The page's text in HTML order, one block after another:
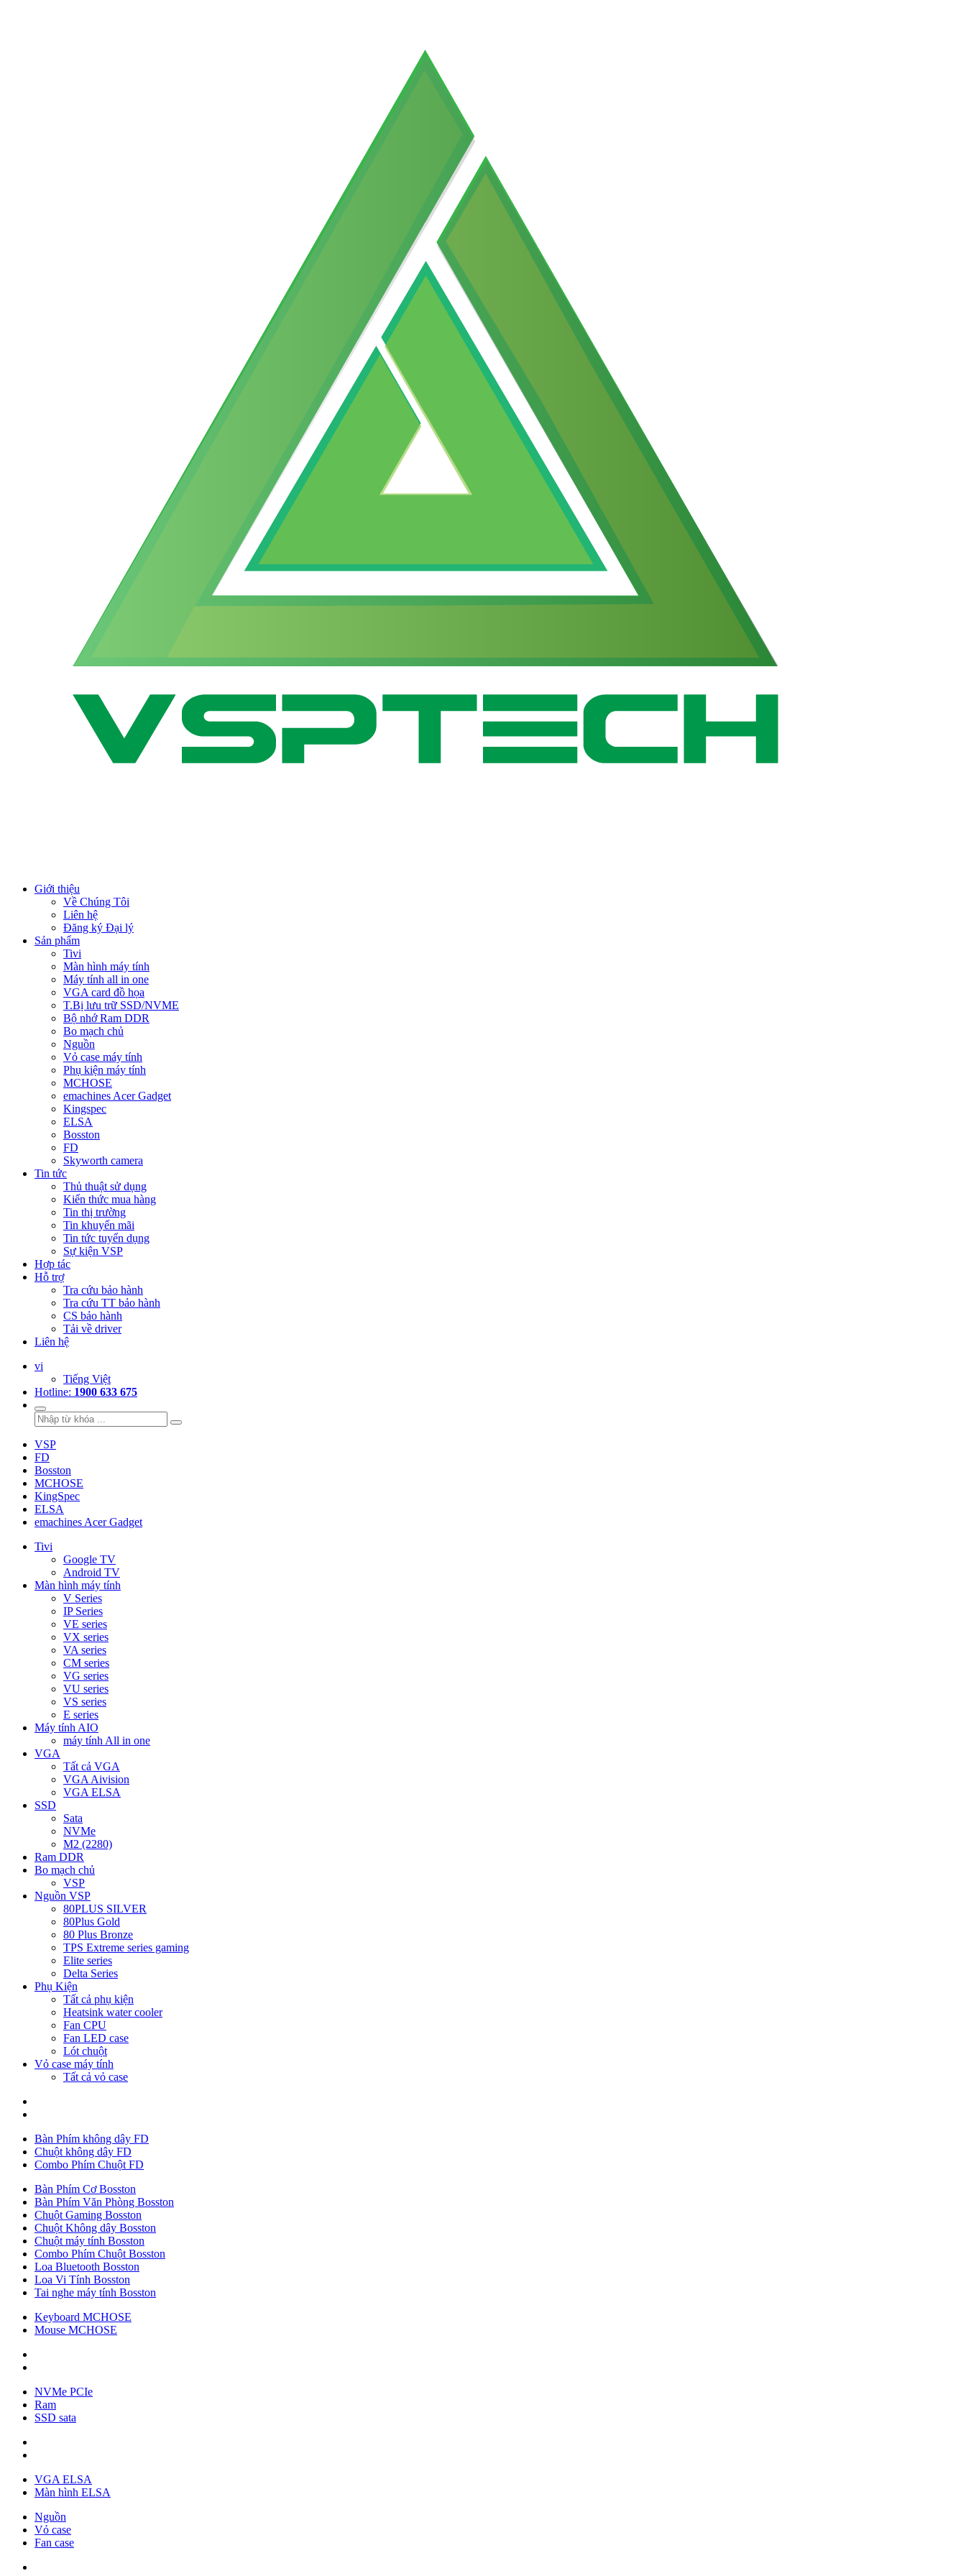
Giới thiệu
Về Chúng Tôi
Liên hệ
Đăng ký Đại lý
Sản phẩm
Tivi
Màn hình máy tính
Máy tính all in one
VGA card đồ họa
T.Bị lưu trữ SSD/NVME
Bộ nhớ Ram DDR
Bo mạch chủ
Nguồn
Vỏ case máy tính
Phụ kiện máy tính
MCHOSE
emachines Acer Gadget
Kingspec
ELSA
Bosston
FD
Skyworth camera
Tin tức
Thủ thuật sử dụng
Kiến thức mua hàng
Tin thị trường
Tin khuyến mãi
Tin tức tuyển dụng
Sự kiện VSP
Hợp tác
Hỗ trợ
Tra cứu bảo hành
Tra cứu TT bảo hành
CS bảo hành
Tải về driver
Liên hệ
vi
Tiếng Việt
Hotline: 1900 633 675
VSP
FD
Bosston
MCHOSE
KingSpec
ELSA
emachines Acer Gadget
Tivi
Google TV
Android TV
Màn hình máy tính
V Series
IP Series
VE series
VX series
VA series
CM series
VG series
VU series
VS series
E series
Máy tính AIO
máy tính All in one
VGA
Tất cả VGA
VGA Aivision
VGA ELSA
SSD
Sata
NVMe
M2 (2280)
Ram DDR
Bo mạch chủ
VSP
Nguồn VSP
80PLUS SILVER
80Plus Gold
80 Plus Bronze
TPS Extreme series gaming
Elite series
Delta Series
Phụ Kiện
Tất cả phụ kiện
Heatsink water cooler
Fan CPU
Fan LED case
Lót chuột
Vỏ case máy tính
Tất cả vỏ case
Bàn Phím không dây FD
Chuột không dây FD
Combo Phím Chuột FD
Bàn Phím Cơ Bosston
Bàn Phím Văn Phòng Bosston
Chuột Gaming Bosston
Chuột Không dây Bosston
Chuột máy tính Bosston
Combo Phím Chuột Bosston
Loa Bluetooth Bosston
Loa Vi Tính Bosston
Tai nghe máy tính Bosston
Keyboard MCHOSE
Mouse MCHOSE
NVMe PCIe
Ram
SSD sata
VGA ELSA
Màn hình ELSA
Nguồn
Vỏ case
Fan case